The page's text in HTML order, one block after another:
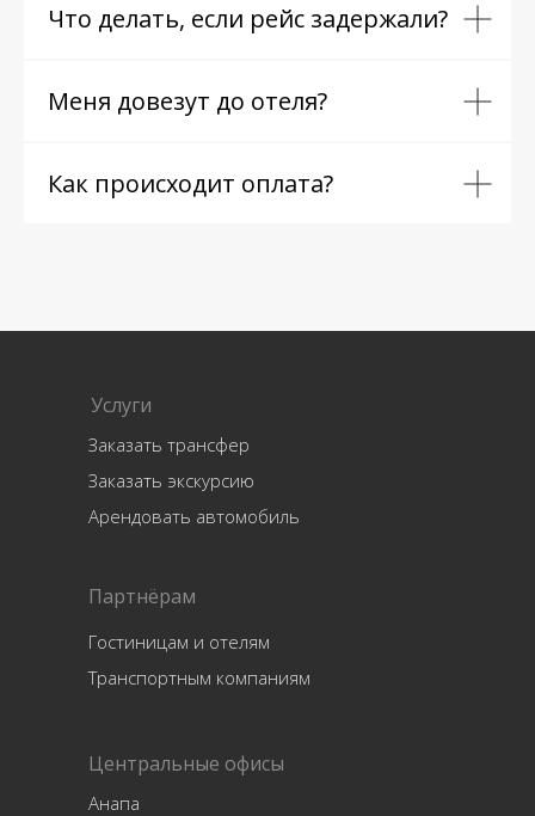
Что делать, если рейс задержали?
Меня довезут до отеля?
Как происходит оплата?
Услуги
Центральные офисы
Заказать трансфер
Заказать экскурсию
Арендовать автомобиль
Анапа
Партнёрам
Гостиницам и отелям
Транспортным компаниям